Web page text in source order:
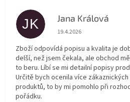
JK Jana Králová
Hodnocení obchodu je 5
19.4.2026
Zboží odpovídá popisu a kvalita je
delší, než jsem čekala, ale obchod
to beru. Líbí se mi detailní popisy
Určitě bych ocenila více
produktů, to by mi pomohlo při
pořádku.